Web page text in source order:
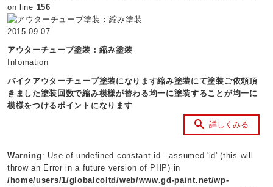
on line 156
2015.09.07
アウターチューブ塗装：縮み塗装
Infomation
バイクアウターチューブ塗装になります縮み塗装にて塗装ご依頼頂
きました塗装回数で縮み模様が替わる均一に塗装することが均一に
模様をつけるポイントになります
詳しくみる
Warning : Use of undefined constant id - assumed 'id' (this will
throw an Error in a future version of PHP) in
/home/users/1/globalcoltd/web/www.gd-paint.net/wp-